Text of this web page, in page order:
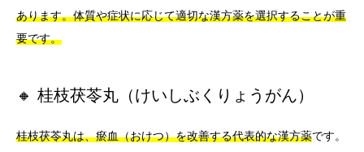
あります。体質や症状に応じて適切な漢方薬を選択することが重
要です。
🔸 桂枝茯苓丸（けいしぶくりょうがん）
桂枝茯苓丸は、瘀血（おけつ）を改善する代表的な漢方薬です。